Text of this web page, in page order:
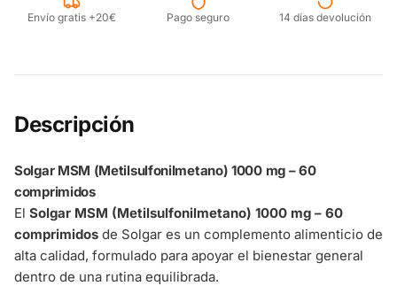
Envío gratis +20€ Pago seguro 14 días devolución
Descripción
Solgar MSM (Metilsulfonilmetano) 1000 mg – 60
comprimidos
El Solgar MSM (Metilsulfonilmetano) 1000 mg – 60
comprimidos de Solgar es un complemento alimenticio de
alta calidad, formulado para apoyar el bienestar general
dentro de una rutina equilibrada.